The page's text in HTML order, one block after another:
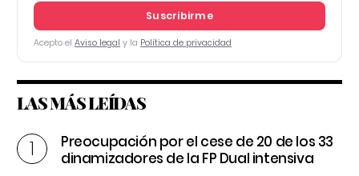
Suscribirme
Acepto el Aviso legal y la Política de privacidad
LAS MÁS LEÍDAS
Preocupación por el cese de 20 de los 33
dinamizadores de la FP Dual intensiva